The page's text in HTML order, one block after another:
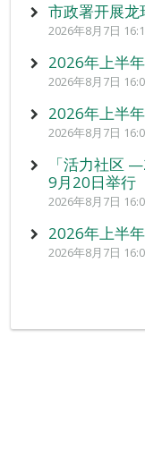
市政署开展龙
2026年8月7日
2026年上半
2026年8月7日
2026年上半
2026年8月7日
「活力社区
9月20日举行
2026年8月7日
2026年上半
2026年8月7日